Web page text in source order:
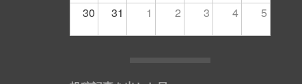
30 31 1 2 3 4 5